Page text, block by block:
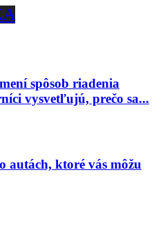
spôsob riadenia
vysvetľujú, prečo sa...
autách, ktoré vás môžu